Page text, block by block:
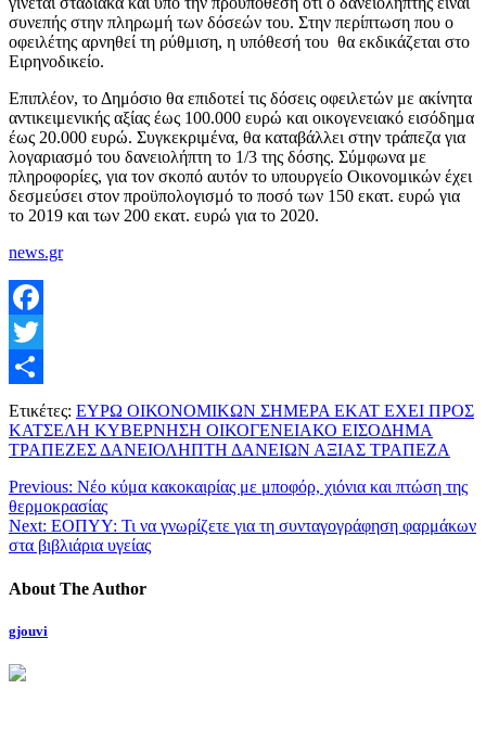
συνεπής στην πληρωμή των δόσεών του. Στην περίπτωση που ο
οφειλέτης αρνηθεί τη ρύθμιση, η υπόθεσή του θα εκδικάζεται στο
Ειρηνοδικείο.
Επιπλέον, το Δημόσιο θα επιδοτεί τις δόσεις οφειλετών με ακίνητα
αντικειμενικής αξίας έως 100.000 ευρώ και οικογενειακό εισόδημα
έως 20.000 ευρώ. Συγκεκριμένα, θα καταβάλλει στην τράπεζα για
λογαριασμό του δανειολήπτη το 1/3 της δόσης. Σύμφωνα με
πληροφορίες, για τον σκοπό αυτόν το υπουργείο Οικονομικών έχει
δεσμεύσει στον προϋπολογισμό το ποσό των 150 εκατ. ευρώ για
το 2019 και των 200 εκατ. ευρώ για το 2020.
news.gr
Facebook
Twitter
Μοιραστείτε
Ετικέτες: ΕΥΡΩ ΟΙΚΟΝΟΜΙΚΩΝ ΣΗΜΕΡΑ ΕΚΑΤ ΕΧΕΙ ΠΡΟΣ
ΚΑΤΣΕΛΗ ΚΥΒΕΡΝΗΣΗ ΟΙΚΟΓΕΝΕΙΑΚΟ ΕΙΣΟΔΗΜΑ
ΤΡΑΠΕΖΕΣ ΔΑΝΕΙΟΛΗΠΤΗ ΔΑΝΕΙΩΝ ΑΞΙΑΣ ΤΡΑΠΕΖΑ
Previous: Νέο κύμα κακοκαιρίας με μποφόρ, χιόνια και πτώση της
θερμοκρασίας
Next: ΕΟΠΥΥ: Τι να γνωρίζετε για τη συνταγογράφηση φαρμάκων
στα βιβλιάρια υγείας
About The Author
gjouvi